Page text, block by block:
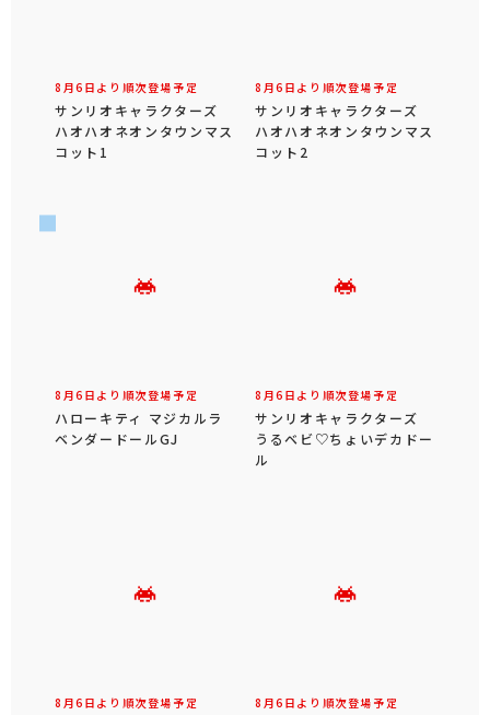
8月6日より順次登場予定
サンリオキャラクターズ
ハオハオネオンタウンマス
コット1
8月6日より順次登場予定
サンリオキャラクターズ
ハオハオネオンタウンマス
コット2
8月6日より順次登場予定
ハローキティ マジカルラ
ベンダードールGJ
8月6日より順次登場予定
サンリオキャラクターズ
うるベビ♡ちょいデカドー
ル
8月6日より順次登場予定 8月6日より順次登場予定